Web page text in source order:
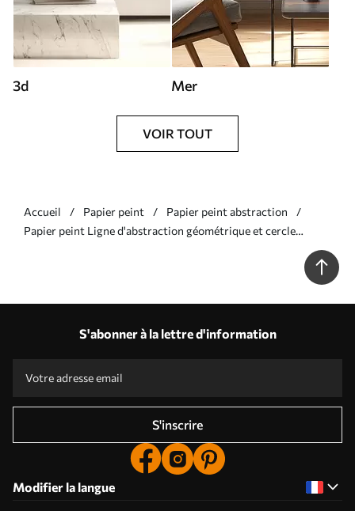
3d Mer
VOIR TOUT
Accueil Papier peint
Papier peint abstraction
Papier peint Ligne d'abstraction géométrique et cercle
S'abonner à la lettre d'information
S'inscrire
Modifier la langue